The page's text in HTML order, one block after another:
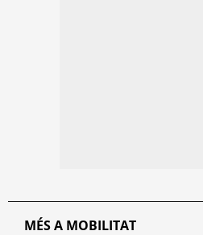
MÉS A MOBILITAT